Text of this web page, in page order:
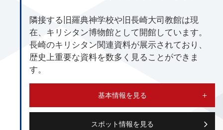
隣接する旧羅典神学校や旧長崎大司教館は現
在、キリシタン博物館として開館しています。
長崎のキリシタン関連資料が展示されており、
歴史上重要な資料を数多く見ることができま
す。
基本情報を見る
スポット情報を見る